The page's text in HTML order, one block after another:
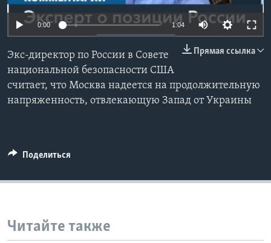
Learning English
СОЦИАЛЬНЫЕ СЕТИ
0:00 1:04
Прямая ссылка
Экс-директор по России в Совете
национальной безопасности США
считает, что Москва надеется на продолжительную
напряженность, отвлекающую Запад от Украины
Поделиться
Читайте также